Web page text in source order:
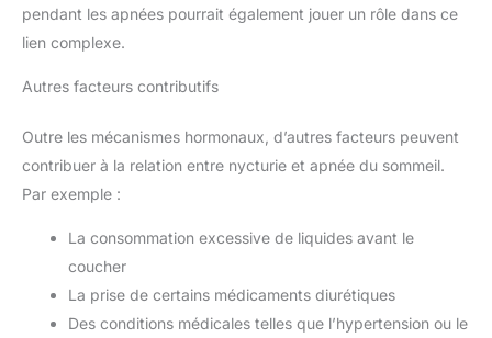
pendant les apnées pourrait également jouer un rôle dans ce
lien complexe.
Autres facteurs contributifs
Outre les mécanismes hormonaux, d’autres facteurs peuvent
contribuer à la relation entre nycturie et apnée du sommeil.
Par exemple :
La consommation excessive de liquides avant le
coucher
La prise de certains médicaments diurétiques
Des conditions médicales telles que l’hypertension ou le